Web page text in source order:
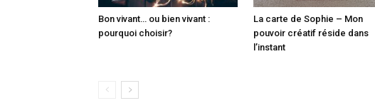
Bon vivant… ou bien vivant :
pourquoi choisir?
La carte de Sophie – Mon
pouvoir créatif réside dans
l’instant